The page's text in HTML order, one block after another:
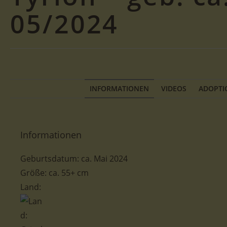
05/2024
INFORMATIONEN VIDEOS
Informationen
Geburtsdatum: ca. Mai 2024
Größe: ca. 55+ cm
Land: